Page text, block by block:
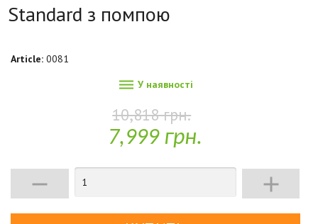
Standard з помпою
Article: 0081
 У наявності
10,818 грн.
7,999 грн.
 